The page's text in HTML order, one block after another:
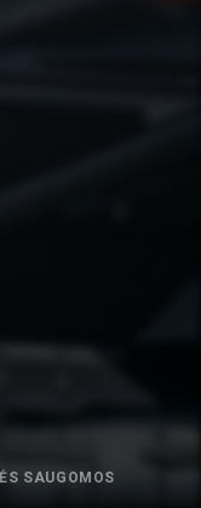
SAUGOMOS